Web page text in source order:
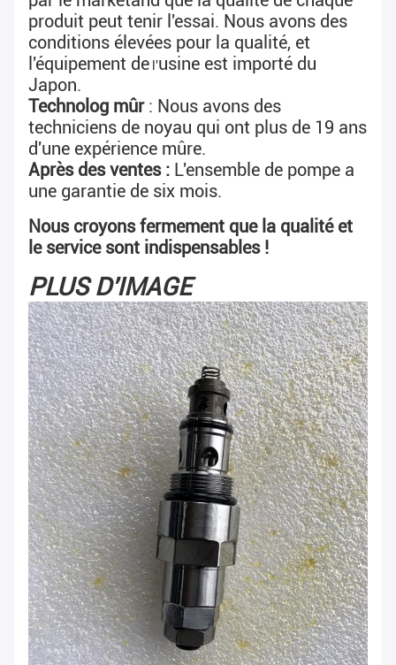
produit peut tenir l'essai. Nous avons des
conditions élevées pour la qualité, et
l'équipement de l'usine est importé du
Japon.
Technolog mûr : Nous avons des
techniciens de noyau qui ont plus de 19 ans
d'une expérience mûre.
Après des ventes : L'ensemble de pompe a
une garantie de six mois.
Nous croyons fermement que la qualité et
le service sont indispensables !
PLUS D'IMAGE